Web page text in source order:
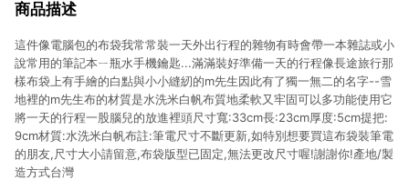
商品描述
這件像電腦包的布袋我常常裝一天外出行程的雜物有時會帶一本雜誌或小
說常用的筆記本ㄧ瓶水手機鑰匙...滿滿裝好準備一天的行程像長途旅行那
樣布袋上有手繪的白點與小小縫紉的m先生因此有了獨一無二的名字--雪
地裡的m先生布的材質是水洗米白帆布質地柔軟又牢固可以多功能使用它
將一天的行程一股腦兒的放進裡頭尺寸寬:33cm長:23cm厚度:5cm提把:
9cm材質:水洗米白帆布註:筆電尺寸不斷更新,如特別想要買這布袋裝筆電
的朋友,尺寸大小請留意,布袋版型已固定,無法更改尺寸喔!謝謝你!產地/製
造方式台灣